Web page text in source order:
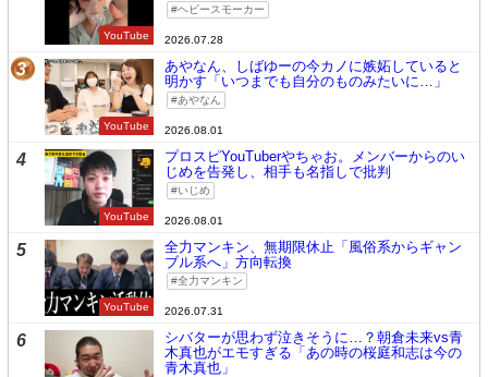
YouTube
ヘビースモーカー
2026.07.28
3
YouTube
あやなん、しばゆーの今カノに嫉妬していると
明かす「いつまでも自分のものみたいに…」
あやなん
2026.08.01
4
YouTube
プロスピYouTuberやちゃお。メンバーからのい
じめを告発し、相手も名指しで批判
いじめ
2026.08.01
5
YouTube
全力マンキン、無期限休止「風俗系からギャン
ブル系へ」方向転換
全力マンキン
2026.07.31
6
シバターが思わず泣きそうに…？朝倉未来vs青
木真也がエモすぎる「あの時の桜庭和志は今の
青木真也」